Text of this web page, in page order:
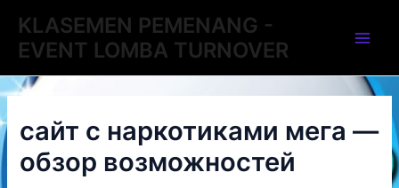
content
KLASEMEN PEMENANG -
EVENT LOMBA TURNOVER
сайт с наркотиками мега —
обзор возможностей
navigation